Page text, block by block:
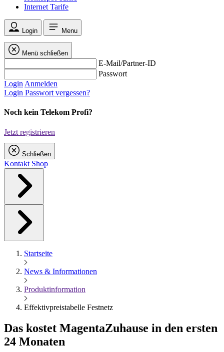
Internet Tarife
Login Menu
Menü schließen
E-Mail/Partner-ID
Passwort
Login Anmelden
Login Passwort vergessen?
Noch kein Telekom Profi?
Jetzt registrieren
Schließen
Kontakt Shop
Startseite
News & Informationen
Produktinformation
Effektivpreistabelle Festnetz
Das kostet MagentaZuhause in den ersten
24 Monaten